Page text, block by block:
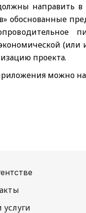
направить
обоснованные
проекта.
можно